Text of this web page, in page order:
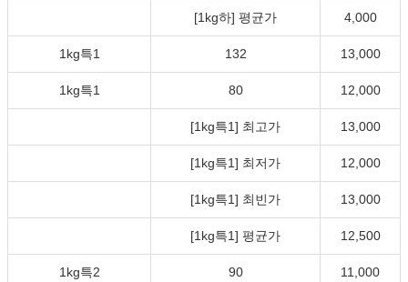
[1kg하] 평균가 4,000
1kg특1 132 13,000
1kg특1 80 12,000
[1kg특1] 최고가 13,000
[1kg특1] 최저가 12,000
[1kg특1] 최빈가 13,000
[1kg특1] 평균가 12,500
1kg특2 90 11,000